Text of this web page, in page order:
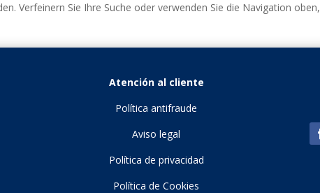
Verfeinern Sie Ihre Suche oder verwenden Sie die Navigation oben,
Atención al cliente
Política antifraude
Aviso legal
Política de privacidad
Política de Cookies